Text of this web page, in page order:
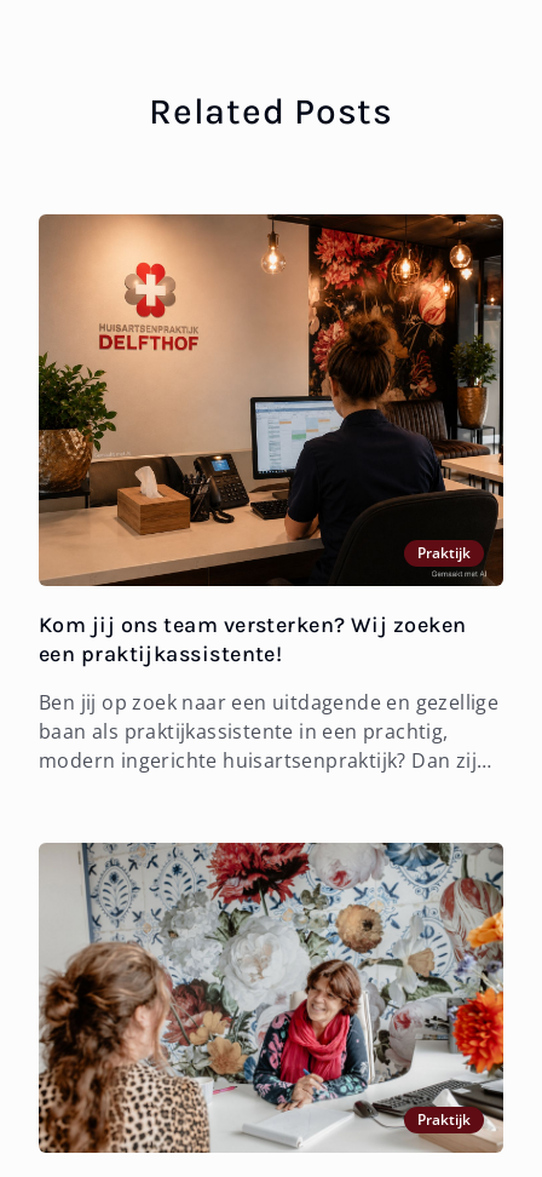
Related Posts
Praktijk
Kom jij ons team versterken? Wij zoeken
een praktijkassistente!
Ben jij op zoek naar een uitdagende en gezellige
baan als praktijkassistente in een prachtig,
modern ingerichte huisartsenpraktijk? Dan zijn
een gemotiveerde praktijkas...
Praktijk